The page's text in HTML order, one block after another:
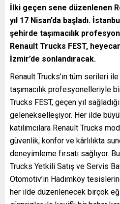
İlki geçen sene düzenlenen
yıl 17 Nisan’da başladı.
şehirde taşımacılık
Renault Trucks FEST,
İzmir’de sonlandıracak.
Renault Trucks’ın tüm serileri
taşımacılık profesyonelleriyle
Trucks FEST, geçen yıl
gelenekselleşiyor. Her ilde
katılımcılara Renault Trucks
güvenlik, konfor ve kârlılıkta
deneyimleme fırsatı sağlıyor.
Trucks Yetkili Satış ve Servis
Otomotiv’in Hadımköy
her ilde düzenlenecek birçok